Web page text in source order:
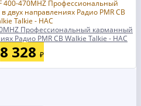
Профессиональный карманный
Радио PMR CB Walkie Talkie - НАС
8 328 ₽